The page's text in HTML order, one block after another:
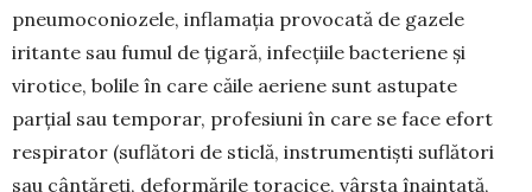
pneumoconiozele, inflamația pro­vo­cată de gazele
iritante sau fumul de țigară, infec­țiile bacteriene și
virotice, bolile în care căile aerie­ne sunt astupate
parțial sau temporar, profesiuni în care se face efort
respirator (suflători de sticlă, in­stru­mentiști suflători
sau cântăreți, deformările toracice, vârsta înain­tată,